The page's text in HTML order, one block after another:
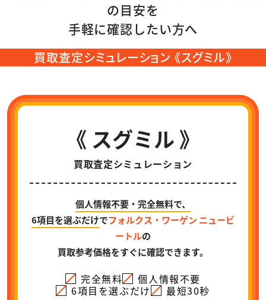
の目安を
手軽に確認したい方へ
買取査定シミュレーション 《スグミル》
《 スグミル 》
買取査定シミュレーション
個人情報不要・完全無料で、
6項目を選ぶだけでフォルクス・ワーゲン ニュービ
ートルの
買取参考価格をすぐに確認できます。
完全無料
個人情報不要
6項目を選ぶだけ
最短30秒